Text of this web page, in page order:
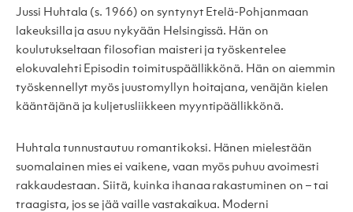
Jussi Huhtala (s. 1966) on syntynyt Etelä-Pohjanmaan
lakeuksilla ja asuu nykyään Helsingissä. Hän on
koulutukseltaan filosofian maisteri ja työskentelee
elokuvalehti Episodin toimituspäällikkönä. Hän on aiemmin
työskennellyt myös juustomyllyn hoitajana, venäjän kielen
kääntäjänä ja kuljetusliikkeen myyntipäällikkönä.
Huhtala tunnustautuu romantikoksi. Hänen mielestään
suomalainen mies ei vaikene, vaan myös puhuu avoimesti
rakkaudestaan. Siitä, kuinka ihanaa rakastuminen on – tai
traagista, jos se jää vaille vastakaikua. Moderni